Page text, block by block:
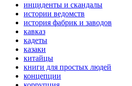
инциденты и скандалы
истории ведомств
история фабрик и заводов
кавказ
кадеты
казаки
китайцы
книги для простых людей
концепции